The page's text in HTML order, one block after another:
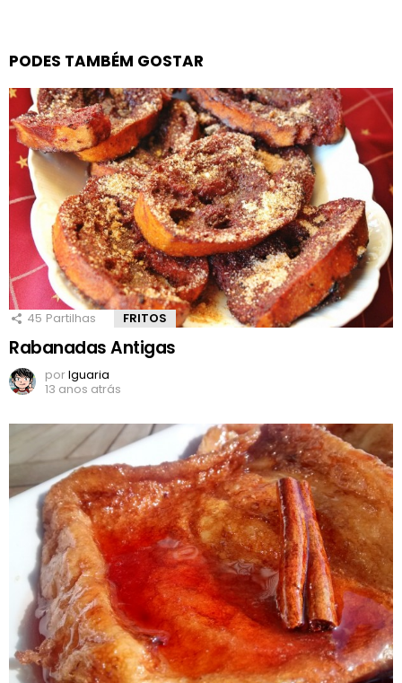
PODES TAMBÉM GOSTAR
45 Partilhas FRITOS
Rabanadas Antigas
porIguaria
13 anos atrás